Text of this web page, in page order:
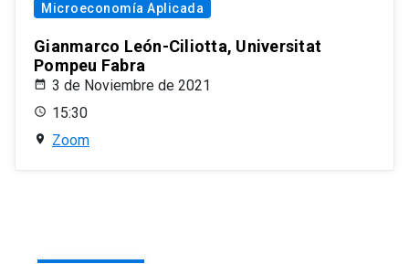
Microeconomía Aplicada
Gianmarco León-Ciliotta, Universitat
Pompeu Fabra
3 de Noviembre de 2021
15:30
Zoom